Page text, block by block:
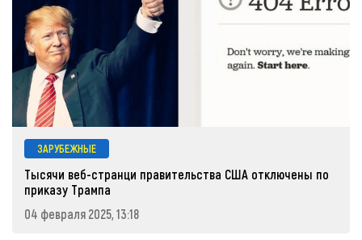
ЗАРУБЕЖНЫЕ
Тысячи веб-странци правительства США отключены по
приказу Трампа
04 февраля 2025, 13:18